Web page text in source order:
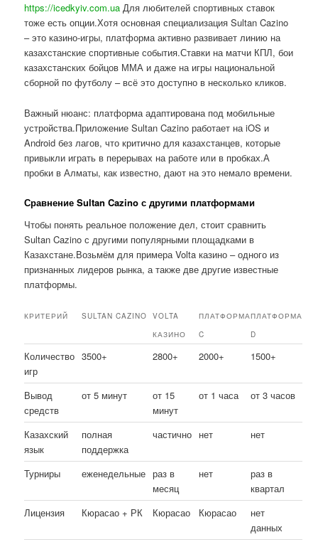
https://icedkyiv.com.ua Для любителей спортивных ставок
тоже есть опции.Хотя основная специализация Sultan Cazino
– это казино-игры, платформа активно развивает линию на
казахстанские спортивные события.Ставки на матчи КПЛ, бои
казахстанских бойцов ММА и даже на игры национальной
сборной по футболу – всё это доступно в несколько кликов.
Важный нюанс: платформа адаптирована под мобильные
устройства.Приложение Sultan Cazino работает на iOS и
Android без лагов, что критично для казахстанцев, которые
привыкли играть в перерывах на работе или в пробках.А
пробки в Алматы, как известно, дают на это немало времени.
Сравнение Sultan Cazino с другими платформами
Чтобы понять реальное положение дел, стоит сравнить
Sultan Cazino с другими популярными площадками в
Казахстане.Возьмём для примера Volta казино – одного из
признанных лидеров рынка, а также две другие известные
платформы.
КРИТЕРИЙ SULTAN CAZINO
VOLTA
КАЗИНО
ПЛАТФОРМА
C
ПЛАТФОРМА
D
Количество
игр
3500+ 2800+ 2000+ 1500+
Вывод
средств
от 5 минут
от 15
минут
от 1 часа от 3 часов
Казахский
язык
полная
поддержка
частично нет нет
Турниры еженедельные раз в
месяц
нет
раз в
квартал
Лицензия
Кюрасао + РК Кюрасао Кюрасао
нет
данных